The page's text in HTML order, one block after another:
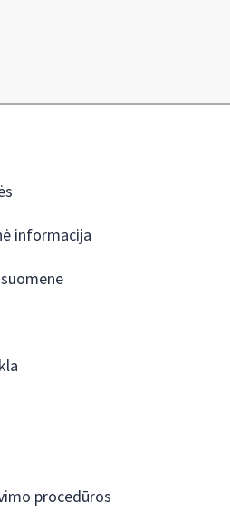
informacija
procedūros